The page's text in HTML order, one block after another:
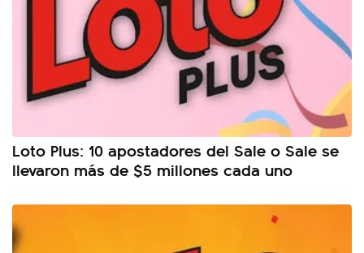
Loto Plus: 10 apostadores del Sale o Sale se
llevaron más de $5 millones cada uno